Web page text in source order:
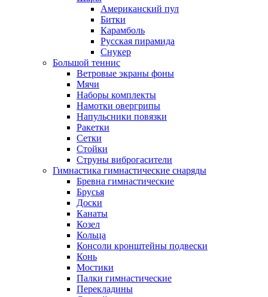
Американский пул
Битки
Карамболь
Русская пирамида
Снукер
Большой теннис
Ветровые экраны фоны
Мячи
Наборы комплекты
Намотки овергрипы
Напульсники повязки
Ракетки
Сетки
Стойки
Струны виброгасители
Гимнастика гимнастические снаряды
Бревна гимнастические
Брусья
Доски
Канаты
Козел
Кольца
Консоли кронштейны подвески
Конь
Мостики
Палки гимнастические
Перекладины